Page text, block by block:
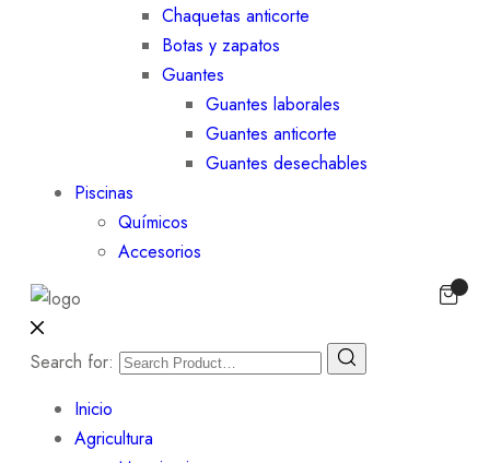
Chaquetas anticorte
Botas y zapatos
Guantes
Guantes laborales
Guantes anticorte
Guantes desechables
Piscinas
Químicos
Accesorios
Search for:
Inicio
Agricultura